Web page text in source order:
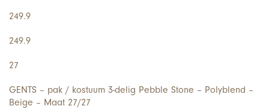
249.9
249.9
27
GENTS – pak / kostuum 3-delig Pebble Stone – Polyblend –
Beige – Maat 27/27